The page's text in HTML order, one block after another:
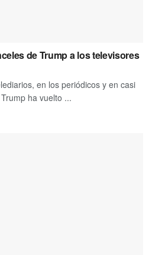
de Trump a los televisores
en los periódicos y en casi
ha vuelto ...